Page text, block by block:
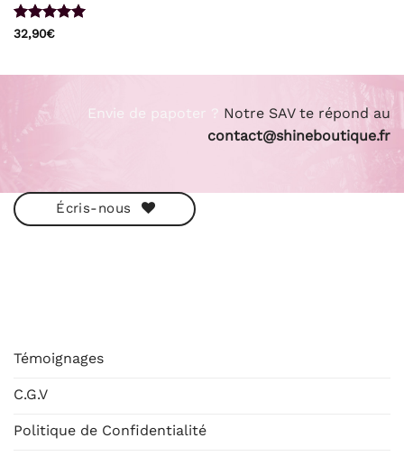
Note5
32,90€
Envie de papoter ? Notre SAV te répond au
contact@shineboutique.fr
Écris-nous
Témoignages
C.G.V
Politique de Confidentialité